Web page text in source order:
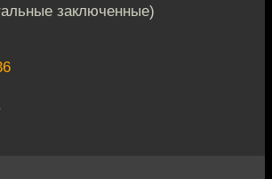
заключенные)